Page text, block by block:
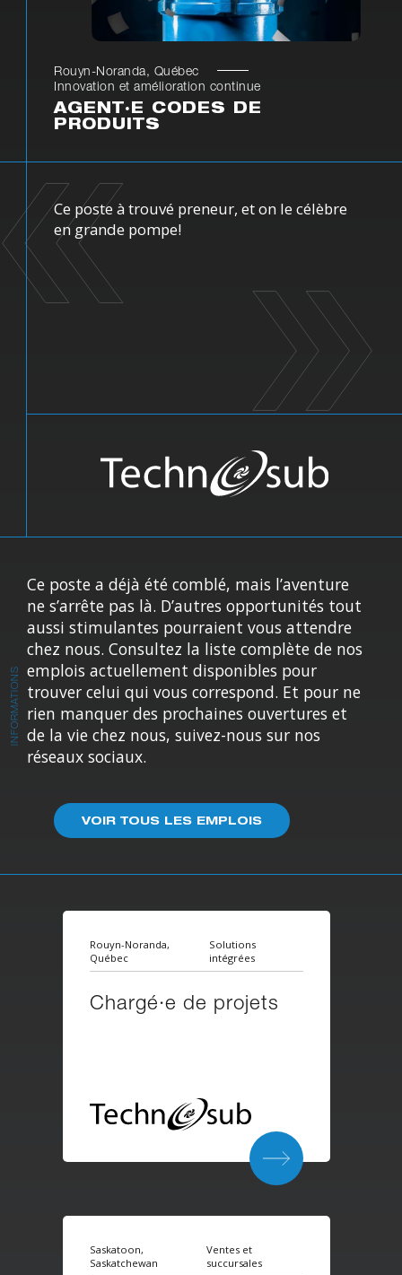
Rouyn-Noranda, Québec
Innovation et amélioration continue
AGENT·E CODES DE
PRODUITS
Ce poste à trouvé preneur, et on le célèbre
en grande pompe!
INFORMATIONS
Ce poste a déjà été comblé, mais l’aventure
ne s’arrête pas là. D’autres opportunités tout
aussi stimulantes pourraient vous attendre
chez nous. Consultez la liste complète de nos
emplois actuellement disponibles pour
trouver celui qui vous correspond. Et pour ne
rien manquer des prochaines ouvertures et
de la vie chez nous, suivez-nous sur nos
réseaux sociaux.
VOIR TOUS LES EMPLOIS
Rouyn-Noranda,
Québec
Solutions
intégrées
Chargé·e de projets
Saskatoon,
Saskatchewan
Ventes et
succursales